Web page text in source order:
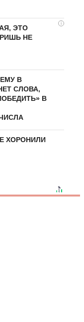
i
ЭТО
НЕ
В
СЛОВА,
В
ХОРОНИЛИ